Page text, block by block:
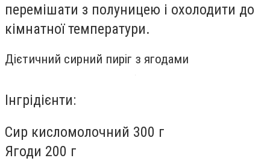
перемішати з полуницею і охолодити до
кімнатної температури.
Дієтичний сирний пиріг з ягодами
Інгрідієнти:
Сир кисломолочний 300 г
Ягоди 200 г